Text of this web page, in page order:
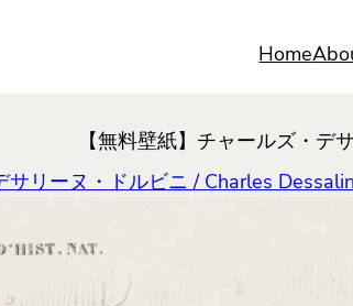
Home
【無料壁紙】チャールズ・デ
サリーヌ・ドルビニ / Charles